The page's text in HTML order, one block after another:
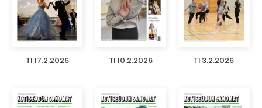
TI 17.2.2026 TI 10.2.2026 TI 3.2.2026